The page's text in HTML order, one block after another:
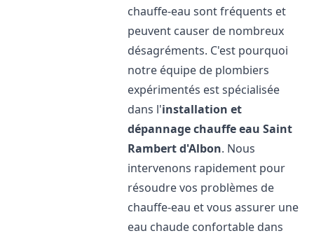
chauffe-eau sont fréquents et
peuvent causer de nombreux
désagréments. C'est pourquoi
notre équipe de plombiers
expérimentés est spécialisée
dans l'installation et
dépannage chauffe eau Saint
Rambert d'Albon. Nous
intervenons rapidement pour
résoudre vos problèmes de
chauffe-eau et vous assurer une
eau chaude confortable dans